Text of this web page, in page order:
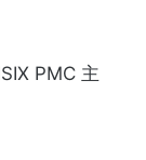
PMC 主